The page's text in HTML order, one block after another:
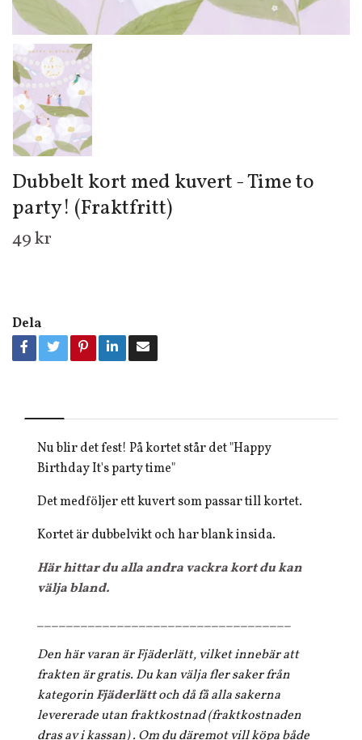
Dubbelt kort med kuvert - Time to
party! (Fraktfritt)
49 kr
Dela
Nu blir det fest! På kortet står det "Happy
Birthday It's party time"
Det medföljer ett kuvert som passar till kortet.
Kortet är dubbelvikt och har blank insida.
Här hittar du alla andra vackra kort du kan
välja bland.
___________________________________
Den här varan är Fjäderlätt, vilket innebär att
frakten är gratis. Du kan välja fler saker från
kategorinFjäderlättoch då få alla sakerna
levererade utan fraktkostnad (fraktkostnaden
dras av i kassan) . Om du däremot vill köpa både